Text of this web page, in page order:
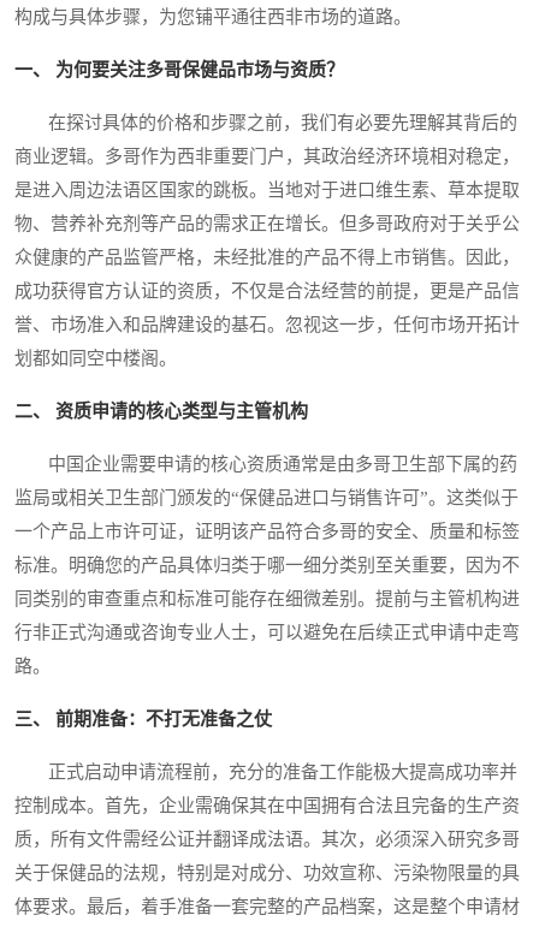
构成与具体步骤，为您铺平通往西非市场的道路。
一、 为何要关注多哥保健品市场与资质？
在探讨具体的价格和步骤之前，我们有必要先理解其背后的
商业逻辑。多哥作为西非重要门户，其政治经济环境相对稳定，
是进入周边法语区国家的跳板。当地对于进口维生素、草本提取
物、营养补充剂等产品的需求正在增长。但多哥政府对于关乎公
众健康的产品监管严格，未经批准的产品不得上市销售。因此，
成功获得官方认证的资质，不仅是合法经营的前提，更是产品信
誉、市场准入和品牌建设的基石。忽视这一步，任何市场开拓计
划都如同空中楼阁。
二、 资质申请的核心类型与主管机构
中国企业需要申请的核心资质通常是由多哥卫生部下属的药
监局或相关卫生部门颁发的“保健品进口与销售许可”。这类似于
一个产品上市许可证，证明该产品符合多哥的安全、质量和标签
标准。明确您的产品具体归类于哪一细分类别至关重要，因为不
同类别的审查重点和标准可能存在细微差别。提前与主管机构进
行非正式沟通或咨询专业人士，可以避免在后续正式申请中走弯
路。
三、 前期准备：不打无准备之仗
正式启动申请流程前，充分的准备工作能极大提高成功率并
控制成本。首先，企业需确保其在中国拥有合法且完备的生产资
质，所有文件需经公证并翻译成法语。其次，必须深入研究多哥
关于保健品的法规，特别是对成分、功效宣称、污染物限量的具
体要求。最后，着手准备一套完整的产品档案，这是整个申请材